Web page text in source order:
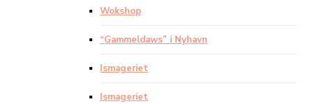
Wokshop
“Gammeldaws” i Nyhavn
Ismageriet
Ismageriet